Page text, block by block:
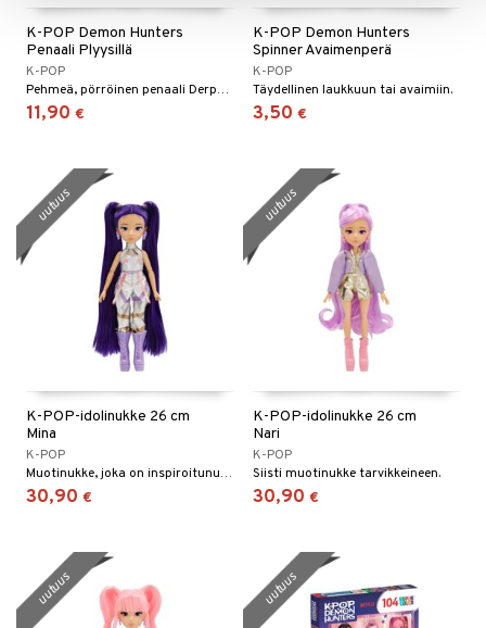
K-POP Demon Hunters
Penaali Plyysillä
K-POP
Pehmeä, pörröinen penaali Derpyllä.
11,90 €
K-POP Demon Hunters
Spinner Avaimenperä
K-POP
Täydellinen laukkuun tai avaimiin.
3,50 €
K-POP-idolinukke 26 cm
Mina
K-POP
Muotinukke, joka on inspiroitunut K-Pop-tähdistä.
30,90 €
uutuus
K-POP-idolinukke 26 cm
Nari
K-POP
Siisti muotinukke tarvikkeineen.
30,90 €
uutuus
uutuus uutuus